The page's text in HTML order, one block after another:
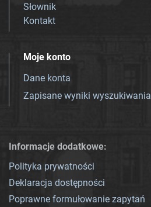
Słownik
Kontakt
Moje konto
Dane konta
Zapisane wyniki wyszukiwania
Informacje dodatkowe:
Polityka prywatności
Deklaracja dostępności
Poprawne formułowanie zapytań